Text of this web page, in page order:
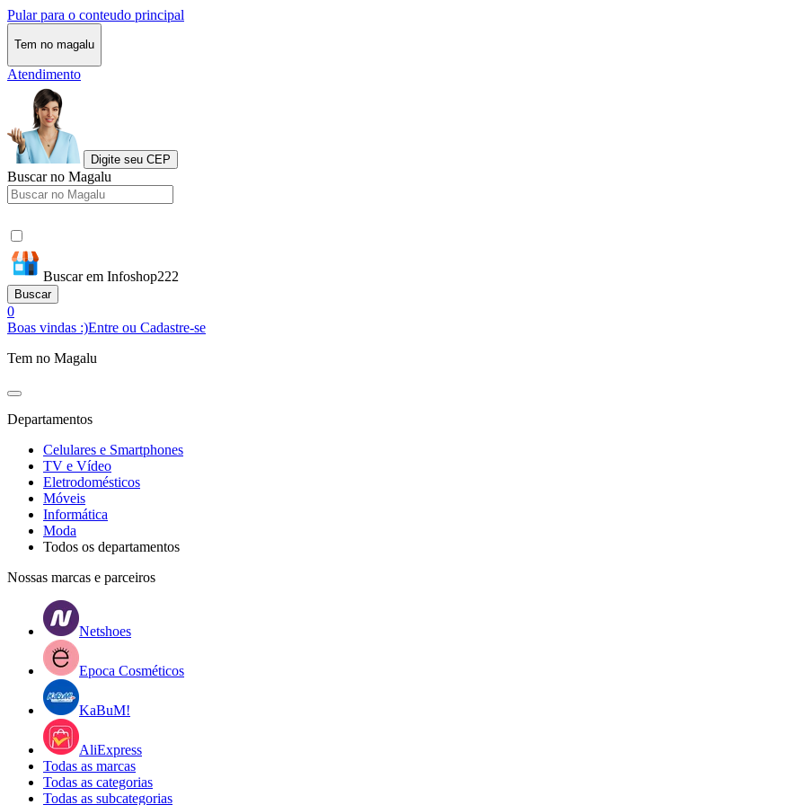
Pular para o conteudo principal
Tem no magalu
Atendimento
Digite seu CEP
Buscar no Magalu
Buscar em Infoshop222
Buscar
0
Boas vindas :)Entre ou Cadastre-se
Tem no Magalu
Departamentos
Celulares e Smartphones
TV e Vídeo
Eletrodomésticos
Móveis
Informática
Moda
Todos os departamentos
Nossas marcas e parceiros
Netshoes
Epoca Cosméticos
KaBuM!
AliExpress
Todas as marcas
Todas as categorias
Todas as subcategorias